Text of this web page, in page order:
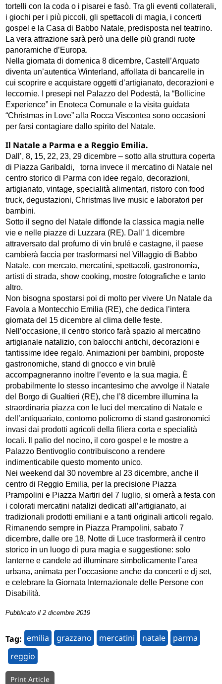
tortelli con la coda o i pisarei e fasò. Tra gli eventi collaterali,
i giochi per i più piccoli, gli spettacoli di magia, i concerti
gospel e la Casa di Babbo Natale, predisposta nel teatrino.
La vera attrazione sarà però una delle più grandi ruote
panoramiche d’Europa.
Nella giornata di domenica 8 dicembre, Castell’Arquato
diventa un’autentica Winterland, affollata di bancarelle in
cui scoprire e acquistare oggetti d’artigianato, decorazioni e
leccornie. I presepi nel Palazzo del Podestà, la “Bollicine
Experience” in Enoteca Comunale e la visita guidata
“Christmas in Love” alla Rocca Viscontea sono occasioni
per farsi contagiare dallo spirito del Natale.
Il Natale a Parma e a Reggio Emilia.
Dall’, 8, 15, 22, 23, 29 dicembre – sotto alla struttura coperta
di Piazza Garibaldi, torna invece il mercatino di Natale nel
centro storico di Parma con idee regalo, decorazioni,
artigianato, vintage, specialità alimentari, ristoro con food
truck, degustazioni, Christmas live music e laboratori per
bambini.
Sotto il segno del Natale diffonde la classica magia nelle
vie e nelle piazze di Luzzara (RE). Dall’ 1 dicembre
attraversato dal profumo di vin brulé e castagne, il paese
cambierà faccia per trasformarsi nel Villaggio di Babbo
Natale, con mercato, mercatini, spettacoli, gastronomia,
artisti di strada, show cooking, mostre fotografiche e tanto
altro.
Non bisogna spostarsi poi di molto per vivere Un Natale da
Favola a Montecchio Emilia (RE), che dedica l’intera
giornata del 15 dicembre al clima delle feste.
Nell’occasione, il centro storico farà spazio al mercatino
artigianale natalizio, con balocchi antichi, decorazioni e
tantissime idee regalo. Animazioni per bambini, proposte
gastronomiche, stand di gnocco e vin brulè
accompagneranno inoltre l’evento e la sua magia. È
probabilmente lo stesso incantesimo che avvolge il Natale
del Borgo di Gualtieri (RE), che l’8 dicembre illumina la
straordinaria piazza con le luci del mercatino di Natale e
dell’antiquariato, contorno policromo di stand gastronomici
invasi dai prodotti agricoli della filiera corta e specialità
locali. Il palio del nocino, il coro gospel e le mostre a
Palazzo Bentivoglio contribuiscono a rendere
indimenticabile questo momento unico.
Nei weekend dal 30 novembre al 23 dicembre, anche il
centro di Reggio Emilia, per la precisione Piazza
Prampolini e Piazza Martiri del 7 luglio, si ornerà a festa con
i colorati mercatini natalizi dedicati all’artigianato, ai
tradizionali prodotti emiliani e a tanti originali articoli regalo.
Rimanendo sempre in Piazza Prampolini, sabato 7
dicembre, dalle ore 18, Notte di Luce trasformerà il centro
storico in un luogo di pura magia e suggestione: solo
lanterne e candele ad illuminare simbolicamente l’area
urbana, animata per l’occasione anche da concerti e dj set,
e celebrare la Giornata Internazionale delle Persone con
Disabilità.
Pubblicato il 2 dicembre 2019
Tag: emilia grazzano mercatini natale
parma
reggio
Print Article